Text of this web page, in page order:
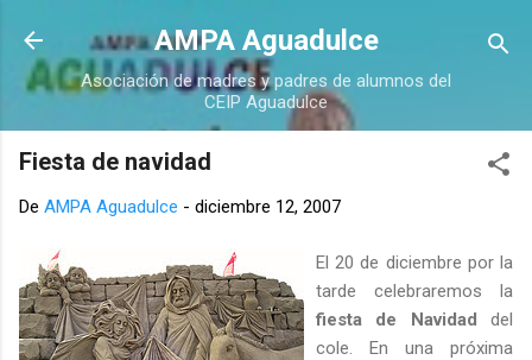
Ir al contenido principal
AMPA Aguadulce
Asociación de madres y padres de alumnos del
CEIP Aguadulce
Fiesta de navidad
De AMPA Aguadulce - diciembre 12, 2007
El 20 de diciembre por la
tarde celebraremos la
fiesta de Navidad del
cole. En una próxima